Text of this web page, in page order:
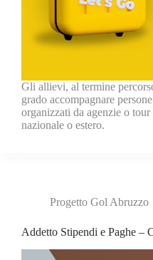
Gli allievi, al termine
grado accompagnare
organizzati da agenzie o
nazionale o estero.
Progetto Gol Abruzzo
Addetto Stipendi e Paghe –